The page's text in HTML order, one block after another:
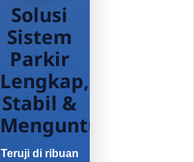
Solusi
Sistem
Parkir
Lengkap,
Stabil &
Menguntungkan
Teruji di ribuan